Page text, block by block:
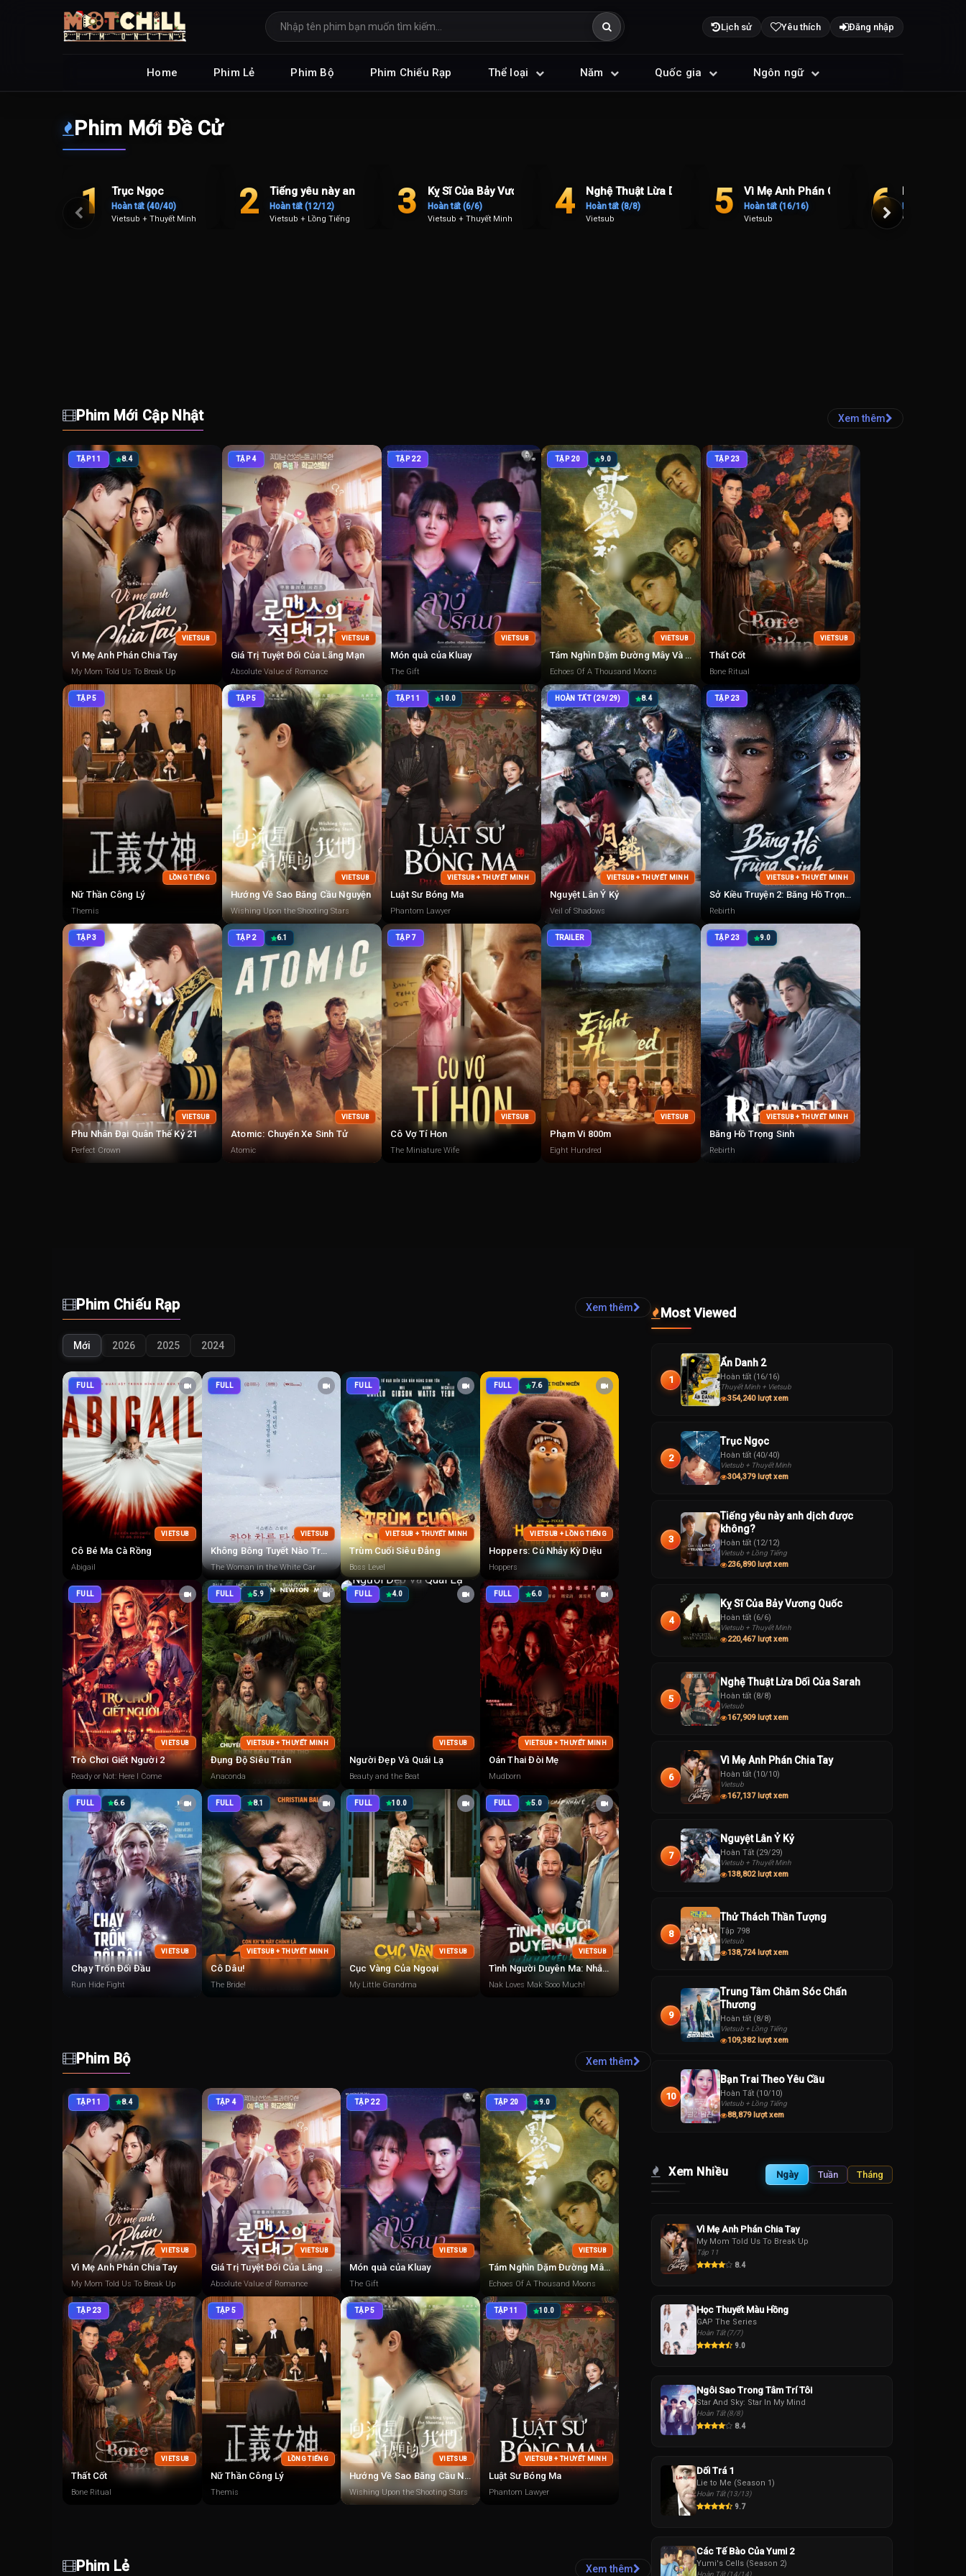
Lịch sử Yêu thích Đăng nhập
Home Phim Lẻ Phim Bộ Phim Chiếu Rạp Thể loại Năm Quốc gia Ngôn ngữ
Phim Mới Đề Cử
1 Trục Ngọc
Hoàn tất (40/40)
Vietsub + Thuyết Minh 2 Tiếng yêu này anh dịch được không?
Hoàn tất (12/12)
Vietsub + Lồng Tiếng 3 Kỵ Sĩ Của Bảy Vương Quốc
Hoàn tất (6/6)
Vietsub + Thuyết Minh 4 Nghệ Thuật Lừa Dối Của Sarah
Hoàn tất (8/8)
Vietsub 5 Vì Mẹ Anh Phán Chia Tay
Hoàn tất (16/16)
Vietsub 6 Nguyệt Lân
Hoàn tất (29/29)
Vietsub +
Phim Mới Cập Nhật Xem thêm
TẬP 11 8.4
VIETSUB
Vì Mẹ Anh Phán Chia Tay
My Mom Told Us To Break Up
TẬP 4
VIETSUB
Giá Trị Tuyệt Đối Của Lãng Mạn
Absolute Value of Romance
TẬP 22
VIETSUB
Món quà của Kluay
The Gift
TẬP 20 9.0
VIETSUB
Tám Nghìn Dặm Đường Mây Và Trăng
Echoes Of A Thousand Moons
TẬP 23
VIETSUB
Thất Cốt
Bone Ritual
TẬP 5
LỒNG TIẾNG
Nữ Thần Công Lý
Themis
TẬP 5
VIETSUB
Hướng Về Sao Băng Cầu Nguyện
Wishing Upon the Shooting Stars
TẬP 11 10.0
VIETSUB + THUYẾT MINH
Luật Sư Bóng Ma
Phantom Lawyer
HOÀN TẤT (29/29) 8.4
VIETSUB + THUYẾT MINH
Nguyệt Lân Ỷ Kỷ
Veil of Shadows
TẬP 23
VIETSUB + THUYẾT MINH
Sở Kiều Truyện 2: Băng Hồ Trọng Sinh
Rebirth
TẬP 3
VIETSUB
Phu Nhân Đại Quân Thế Kỷ 21
Perfect Crown
TẬP 2 6.1
VIETSUB
Atomic: Chuyến Xe Sinh Tử
Atomic
TẬP 7
VIETSUB
Cô Vợ Tí Hon
The Miniature Wife
TRAILER
VIETSUB
Phạm Vi 800m
Eight Hundred
TẬP 23 9.0
VIETSUB + THUYẾT MINH
Băng Hồ Trọng Sinh
Rebirth
Phim Chiếu Rạp Xem thêm
Mới 2026 2025 2024
FULL
VIETSUB
Cô Bé Ma Cà Rồng
Abigail
FULL
VIETSUB
Không Bông Tuyết Nào Trong Sạch
The Woman in the White Car
FULL
VIETSUB + THUYẾT MINH
Trùm Cuối Siêu Đẳng
Boss Level
FULL 7.6
VIETSUB + LỒNG TIẾNG
Hoppers: Cú Nhảy Kỳ Diệu
Hoppers
FULL
VIETSUB
Trò Chơi Giết Người 2
Ready or Not: Here I Come
FULL 5.9
VIETSUB + THUYẾT MINH
Đụng Độ Siêu Trăn
Anaconda
FULL 4.0
VIETSUB
Người Đẹp Và Quái Lạ
Beauty and the Beat
FULL 6.0
VIETSUB + THUYẾT MINH
Oán Thai Đòi Mẹ
Mudborn
FULL 6.6
VIETSUB
Chạy Trốn Đối Đầu
Run Hide Fight
FULL 8.1
VIETSUB + THUYẾT MINH
Cô Dâu!
The Bride!
FULL 10.0
VIETSUB
Cục Vàng Của Ngoại
My Little Grandma
FULL 5.0
VIETSUB
Tình Người Duyên Ma: Nhắm Mak Yêu Luôn
Nak Loves Mak Sooo Much!
Phim Bộ Xem thêm
TẬP 11 8.4
VIETSUB
Vì Mẹ Anh Phán Chia Tay
My Mom Told Us To Break Up
TẬP 4
VIETSUB
Giá Trị Tuyệt Đối Của Lãng Mạn
Absolute Value of Romance
TẬP 22
VIETSUB
Món quà của Kluay
The Gift
TẬP 20 9.0
VIETSUB
Tám Nghìn Dặm Đường Mây Và Trăng
Echoes Of A Thousand Moons
TẬP 23
VIETSUB
Thất Cốt
Bone Ritual
TẬP 5
LỒNG TIẾNG
Nữ Thần Công Lý
Themis
TẬP 5
VIETSUB
Hướng Về Sao Băng Cầu Nguyện
Wishing Upon the Shooting Stars
TẬP 11 10.0
VIETSUB + THUYẾT MINH
Luật Sư Bóng Ma
Phantom Lawyer
Phim Lẻ Xem thêm
Most Viewed
1
Ẩn Danh 2
Hoàn tất (16/16)
Thuyết Minh + Vietsub
354,240 lượt xem
2
Trục Ngọc
Hoàn tất (40/40)
Vietsub + Thuyết Minh
304,379 lượt xem
3
Tiếng yêu này anh dịch được
không?
Hoàn tất (12/12)
Vietsub + Lồng Tiếng
236,890 lượt xem
4
Kỵ Sĩ Của Bảy Vương Quốc
Hoàn tất (6/6)
Vietsub + Thuyết Minh
220,467 lượt xem
5
Nghệ Thuật Lừa Dối Của Sarah
Hoàn tất (8/8)
Vietsub
167,909 lượt xem
6
Vì Mẹ Anh Phán Chia Tay
Hoàn tất (10/10)
Vietsub
167,137 lượt xem
7
Nguyệt Lân Ỷ Kỷ
Hoàn Tất (29/29)
Vietsub + Thuyết Minh
138,802 lượt xem
8
Thử Thách Thần Tượng
Tập 798
Vietsub
138,724 lượt xem
9
Trung Tâm Chăm Sóc Chấn
Thương
Hoàn tất (8/8)
Vietsub + Lồng Tiếng
109,382 lượt xem
10
Bạn Trai Theo Yêu Cầu
Hoàn Tất (10/10)
Vietsub + Lồng Tiếng
88,879 lượt xem
Xem Nhiều Ngày Tuần Tháng
Vì Mẹ Anh Phán Chia Tay
My Mom Told Us To Break Up
Tập 11
8.4
Học Thuyết Màu Hồng
GAP The Series
Hoàn Tất (7/7)
9.0
Ngôi Sao Trong Tâm Trí Tôi
Star And Sky: Star In My Mind
Hoàn Tất (8/8)
8.4
Dối Trá 1
Lie to Me (Season 1)
Hoàn Tất (13/13)
9.7
Các Tế Bào Của Yumi 2
Yumi's Cells (Season 2)
Hoàn Tất (14/14)